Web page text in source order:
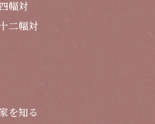
四幅対
二幅対
を知る